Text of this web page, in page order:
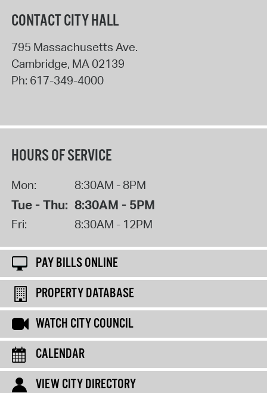
CONTACT CITY HALL
795 Massachusetts Ave.
Cambridge, MA02139
Ph: 617-349-4000
HOURS OF SERVICE
Mon: 8:30AM - 8PM
Tue - Thu: 8:30AM - 5PM
Fri: 8:30AM - 12PM
PAY BILLS ONLINE
PROPERTY DATABASE
WATCH CITY COUNCIL
CALENDAR
VIEW CITY DIRECTORY